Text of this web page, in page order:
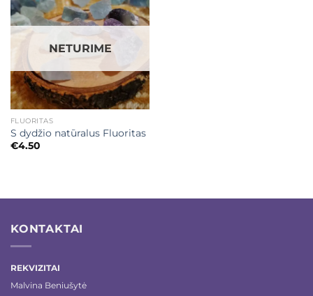
Mėgstamiausias
NETURIME
FLUORITAS
S dydžio natūralus Fluoritas
€4.50
KONTAKTAI
REKVIZITAI
Malvina Beniušytė